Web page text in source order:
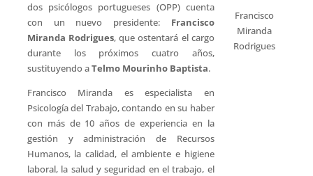
dos psicólogos portugueses (OPP) cuenta
con un nuevo presidente: Francisco
Miranda Rodrigues, que ostentará el cargo
durante los próximos cuatro años,
sustituyendo aTelmo Mourinho Baptista.
Francisco Miranda es especialista en
Psicología del Trabajo, contando en su haber
con más de 10 años de experiencia en la
gestión y administración de Recursos
Humanos, la calidad, el ambiente e higiene
laboral, la salud y seguridad en el trabajo, el
Francisco
Miranda
Rodrigues